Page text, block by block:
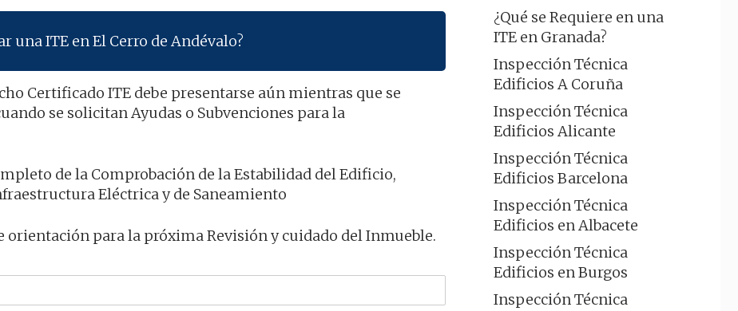
una ITE en El Cerro de Andévalo?
Certificado ITE debe presentarse aún mientras que se
se solicitan Ayudas o Subvenciones para la
de la Comprobación de la Estabilidad del Edificio,
Eléctrica y de Saneamiento
para la próxima Revisión y cuidado del Inmueble.
¿Qué se Requiere en una
ITE en Granada?
Inspección Técnica
Edificios A Coruña
Inspección Técnica
Edificios Alicante
Inspección Técnica
Edificios Barcelona
Inspección Técnica
Edificios en Albacete
Inspección Técnica
Edificios en Burgos
Inspección Técnica